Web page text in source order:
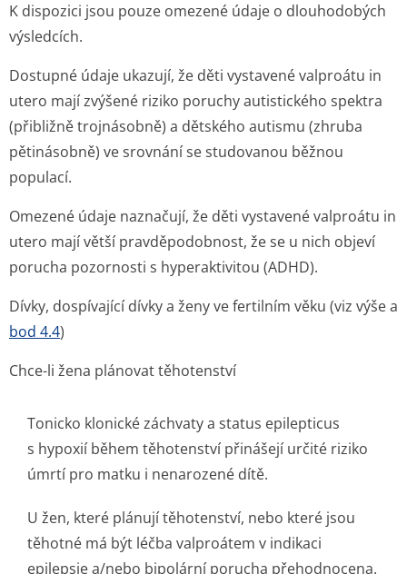
K dispozici jsou pouze omezené údaje o dlouhodobých
výsledcích.
Dostupné údaje ukazují, že děti vystavené valproátu in
utero mají zvýšené riziko poruchy autistického spektra
(přibližně trojnásobně) a dětského autismu (zhruba
pětinásobně) ve srovnání se studovanou běžnou
populací.
Omezené údaje naznačují, že děti vystavené valproátu in
utero mají větší pravděpodobnost, že se u nich objeví
porucha pozornosti s hyperaktivitou (ADHD).
Dívky, dospívající dívky a ženy ve fertilním věku (viz výše a
bod 4.4)
Chce-li žena plánovat těhotenství
Tonicko klonické záchvaty a status epilepticus
s hypoxií během těhotenství přinášejí určité riziko
úmrtí pro matku i nenarozené dítě.
U žen, které plánují těhotenství, nebo které jsou
těhotné má být léčba valproátem v indikaci
epilepsie a/nebo bipolární porucha přehodnocena.